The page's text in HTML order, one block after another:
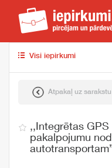
Visi iepirkumi
Atpakaļ uz sarakstu
,,Integrētas
pakalpojumu